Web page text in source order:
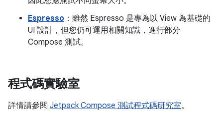
Espresso ：雖然 Espresso 是專為以 View 為基礎的
UI 設計，但您仍可運用相關知識，進行部分
Compose 測試。
程式碼實驗室
詳情請參閱 Jetpack Compose 測試程式碼研究室。